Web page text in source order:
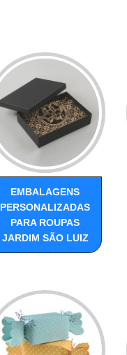
EMBALAGENS
PERSONALIZADAS
PARA ROUPAS
JARDIM SÃO LUIZ